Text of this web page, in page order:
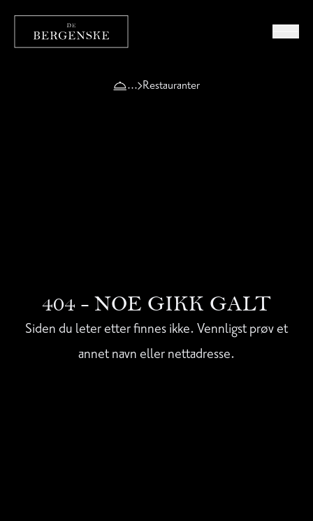
Restauranter
404 - NOE GIKK GALT
Siden du leter etter finnes ikke. Vennligst prøv et
annet navn eller nettadresse.